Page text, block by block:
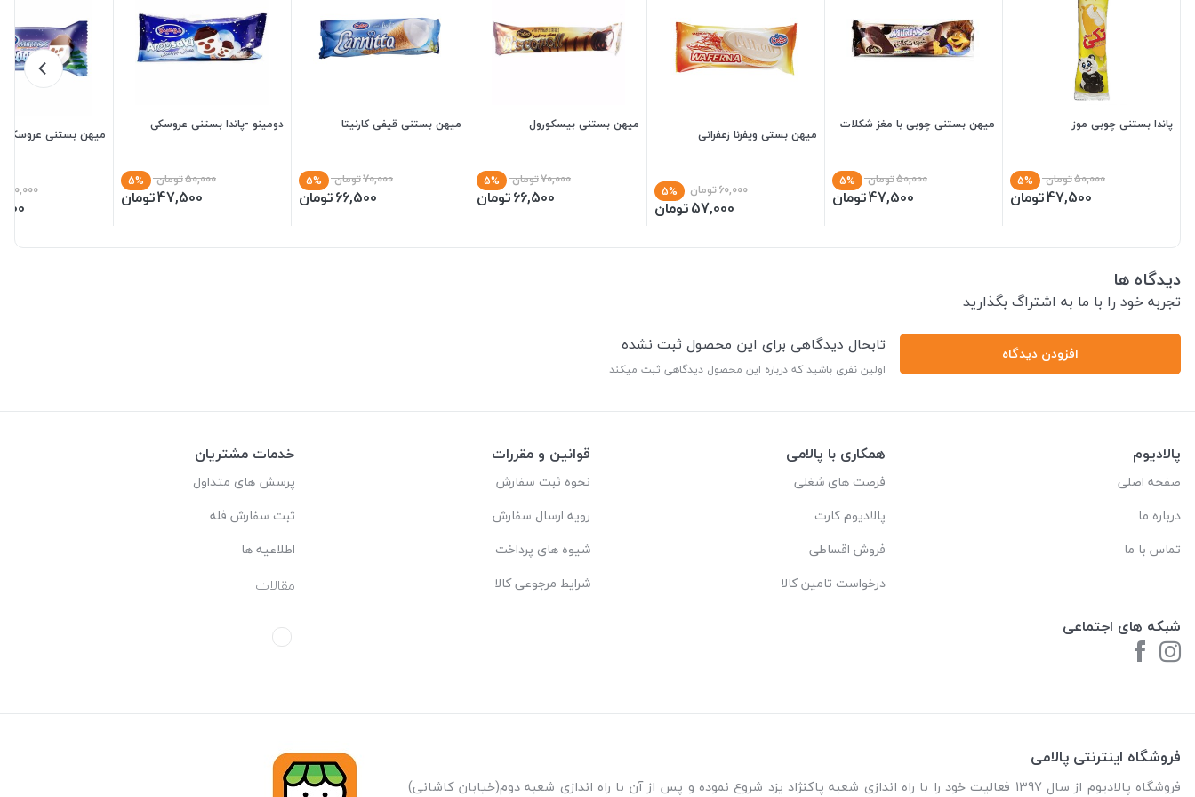
پاندا بستنی چوبی موز
50,000تومان 5%
47,500تومان
میهن بستنی چوبی با مغز شکلات
50,000تومان 5%
47,500تومان
میهن بستی ویفرنا زعفرانی
60,000تومان 5%
57,000تومان
میهن بستنی بیسکورول
70,000تومان 5%
66,500تومان
میهن بستنی قیفی کارنیتا
70,000تومان 5%
66,500تومان
دومینو -پاندا بستنی عروسکی
50,000تومان 5%
47,500تومان
میهن بستنی عروسکی
50,000
دیدگاه ها
تجربه خود را با ما به اشتراگ بگذارید
افزودن دیدگاه تابحال دیدگاهی برای این محصول ثبت نشده
اولین نفری باشید که درباره این محصول دیدگاهی ثبت میکند
پالادیوم
صفحه اصلی
درباره ما
تماس با ما
شبکه های اجتماعی
همکاری با پالامی
فرصت های شغلی
پالادیوم کارت
فروش اقساطی
درخواست تامین کالا
قوانین و مقررات
نحوه ثبت سفارش
رویه ارسال سفارش
شیوه های پرداخت
شرایط مرجوعی کالا
خدمات مشتریان
پرسش های متداول
ثبت سفارش فله
اطلاعیه ها
مقالات
فروشگاه اینترنتی پالامی
فروشگاه پالادیوم از سال 1397 فعالیت خود را با راه اندازی شعبه پاکنژاد یزد شروع نموده و پس از آن با راه اندازی شعبه دوم(خیابان کاشانی)